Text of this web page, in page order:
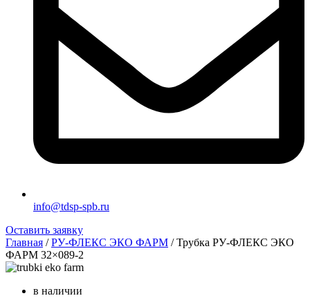
info@tdsp-spb.ru
Оставить заявку
Главная /РУ-ФЛЕКС ЭКО ФАРМ / Трубка РУ-ФЛЕКС ЭКО
ФАРМ 32×089-2
в наличии